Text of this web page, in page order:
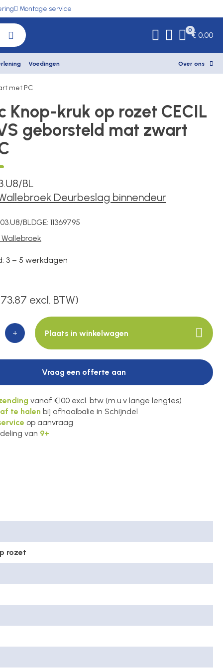
Montage service
0
€ 0,00
Voedingen Over ons
met PC
Knop-kruk op rozet CECIL
geborsteld mat zwart
BL
Deurbeslag binnendeur
BLDGE: 11369795
3 – 5 werkdagen
excl. BTW)
+ Plaats in winkelwagen
Vraag een offerte aan
vanaf €100 excl. btw (m.u.v lange lengtes)
te halen bij afhaalbalie in Schijndel
op aanvraag
van 9+
rozet